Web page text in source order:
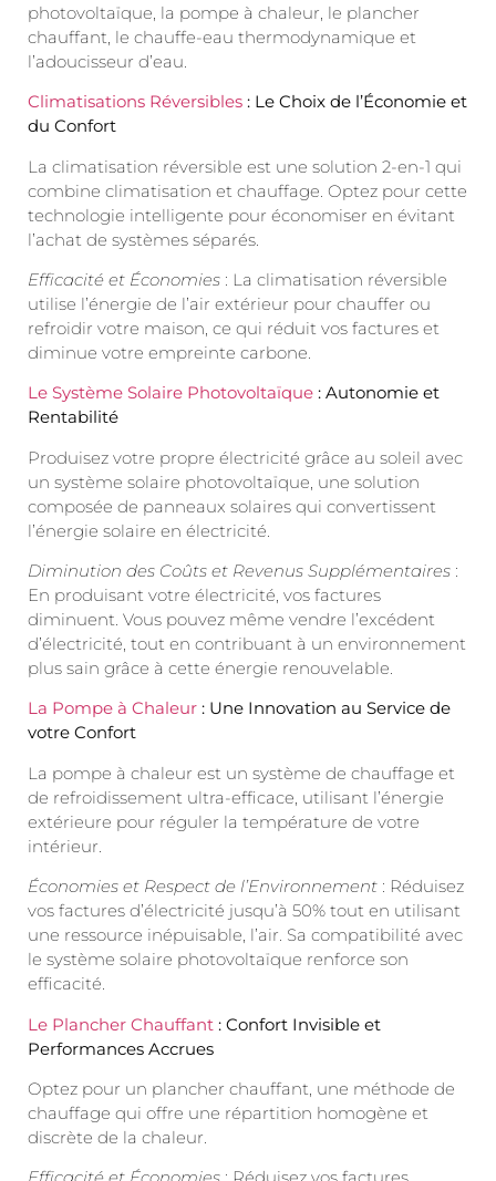
photovoltaïque, la pompe à chaleur, le plancher
chauffant, le chauffe-eau thermodynamique et
l’adoucisseur d’eau.
Climatisations Réversibles : Le Choix de l’Économie et
du Confort
La climatisation réversible est une solution 2-en-1 qui
combine climatisation et chauffage. Optez pour cette
technologie intelligente pour économiser en évitant
l’achat de systèmes séparés.
Efficacité et Économies : La climatisation réversible
utilise l’énergie de l’air extérieur pour chauffer ou
refroidir votre maison, ce qui réduit vos factures et
diminue votre empreinte carbone.
Le Système Solaire Photovoltaïque : Autonomie et
Rentabilité
Produisez votre propre électricité grâce au soleil avec
un système solaire photovoltaïque, une solution
composée de panneaux solaires qui convertissent
l’énergie solaire en électricité.
Diminution des Coûts et Revenus Supplémentaires :
En produisant votre électricité, vos factures
diminuent. Vous pouvez même vendre l’excédent
d’électricité, tout en contribuant à un environnement
plus sain grâce à cette énergie renouvelable.
La Pompe à Chaleur : Une Innovation au Service de
votre Confort
La pompe à chaleur est un système de chauffage et
de refroidissement ultra-efficace, utilisant l’énergie
extérieure pour réguler la température de votre
intérieur.
Économies et Respect de l’Environnement : Réduisez
vos factures d’électricité jusqu’à 50% tout en utilisant
une ressource inépuisable, l’air. Sa compatibilité avec
le système solaire photovoltaïque renforce son
efficacité.
Le Plancher Chauffant : Confort Invisible et
Performances Accrues
Optez pour un plancher chauffant, une méthode de
chauffage qui offre une répartition homogène et
discrète de la chaleur.